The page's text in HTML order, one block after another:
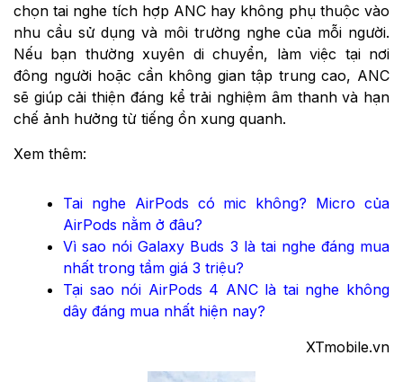
chọn tai nghe tích hợp ANC hay không phụ thuộc vào
nhu cầu sử dụng và môi trường nghe của mỗi người.
Nếu bạn thường xuyên di chuyển, làm việc tại nơi
đông người hoặc cần không gian tập trung cao, ANC
sẽ giúp cải thiện đáng kể trải nghiệm âm thanh và hạn
chế ảnh hưởng từ tiếng ồn xung quanh.
Xem thêm:
Tai nghe AirPods có mic không? Micro của
AirPods nằm ở đâu?
Vì sao nói Galaxy Buds 3 là tai nghe đáng mua
nhất trong tầm giá 3 triệu?
Tại sao nói AirPods 4 ANC là tai nghe không
dây đáng mua nhất hiện nay?
XTmobile.vn